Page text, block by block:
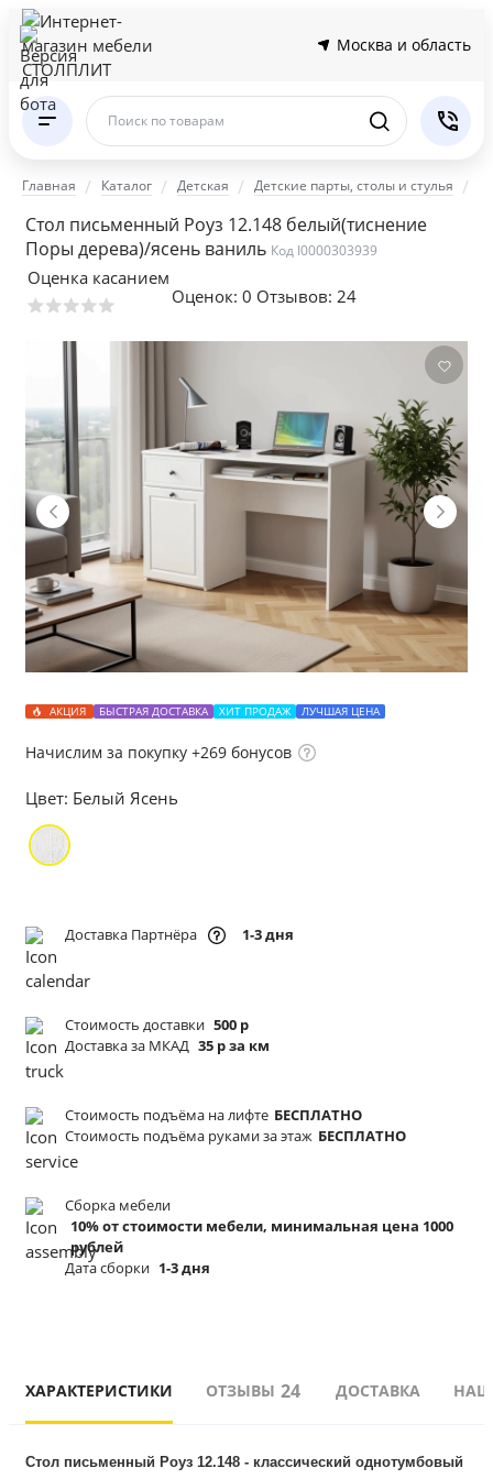
Москва и область
Поиск по товарам
Главная Каталог Детская Детские парты, столы и стулья
Стол письменный Роуз 12.148 белый(тиснение
Поры дерева)/ясень ваниль Код I0000303939
Оценка касанием
Оценок: 0 Отзывов: 24
АКЦИЯ БЫСТРАЯ ДОСТАВКА ХИТ ПРОДАЖ ЛУЧШАЯ ЦЕНА
Начислим за покупку +269 бонусов
Цвет: Белый Ясень
Доставка Партнёра 1-3 дня
Стоимость доставки 500 р
Доставка за МКАД 35 р за км
Стоимость подъёма на лифте БЕСПЛАТНО
Стоимость подъёма руками за этаж БЕСПЛАТНО
Сборка мебели
10% от стоимости мебели, минимальная цена 1000
рублей
Дата сборки 1-3 дня
ХАРАКТЕРИСТИКИ ОТЗЫВЫ 24 ДОСТАВКА
Стол письменный Роуз 12.148 - классический однотумбовый